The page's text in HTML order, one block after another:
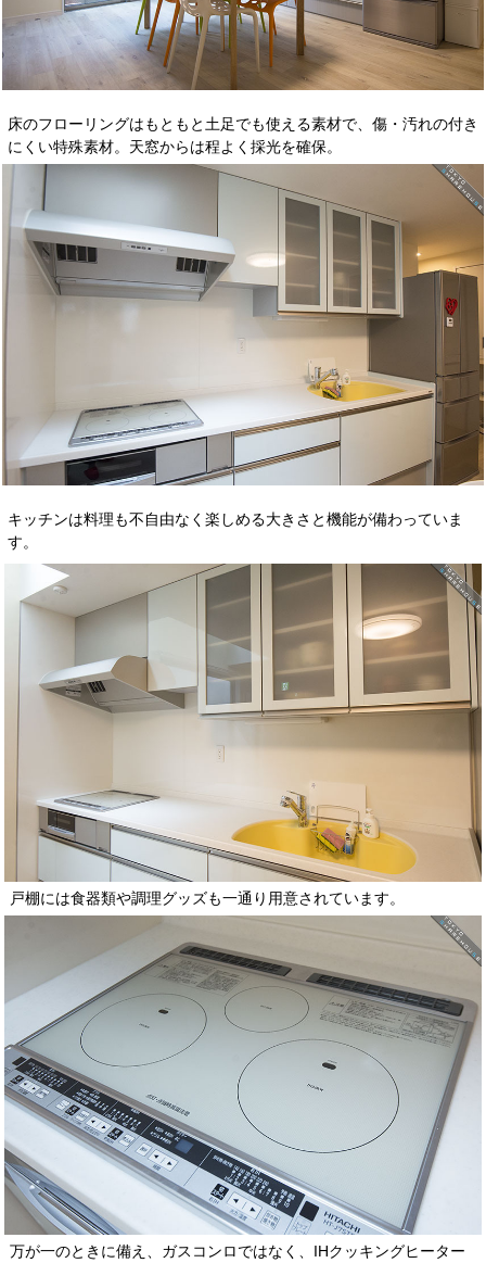
床のフローリングはもともと土足でも使える素材で、傷・汚れの付き
にくい特殊素材。天窓からは程よく採光を確保。
キッチンは料理も不自由なく楽しめる大きさと機能が備わっていま
す。
戸棚には食器類や調理グッズも一通り用意されています。
万が一のときに備え、ガスコンロではなく、IHクッキングヒーター